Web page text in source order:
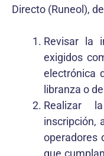
Directo (Runeol),
Revisar la
exigidos
electrónica
libranza o
Realizar
inscripción,
operadores
que